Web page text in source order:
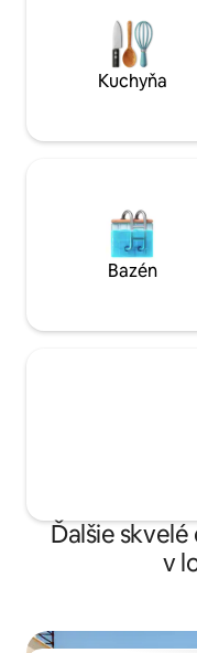
výhľadom na stromy
výhľadom na
Zamilujete si výhľad,
dostatok svetla,
Kuchyňa
Bazén
Ďalšie
v